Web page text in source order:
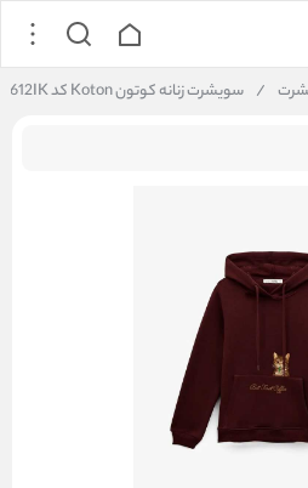
/ سویشرت زنانه کوتون Koton کد 6WAL10612IK